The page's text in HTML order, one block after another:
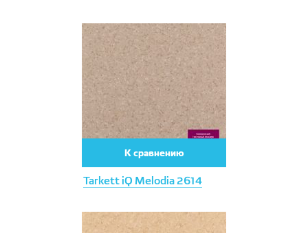
Tarkett iQ Melodia 2614
К сравнению